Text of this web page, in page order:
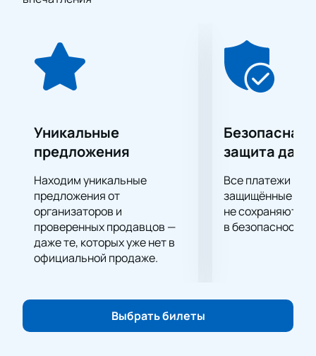
Иваном Никифорчиным. Программа вечера
молодыми талантами.
Концерты № 20 в ре миноре и № 21 в до мажоре для
фортепиано с оркестром демонстрируют
многогранность гения Моцарта. Первый концерт
но завершается на светлой, мажорной ноте, что
характерно для стиля композитора. Второй
концерт наполнен радостью и светом, впечатляя
виртуозностью фортепианной партии.
Симфония № 40 в соль миноре считается одним из
ключевых произведений Моцарта, предвещающим
романтизм XIX века. Она пронизана глубокими
чувствами и трагизмом, оставаясь актуальной и в
наше время.
акустическим дизайном, который позволяет в
полной мере насладиться каждым звуком
инструментов. Это идеальное место для
Уникальные
предложения
Находим уникальные
предложения от
организаторов и
проверенных продавцов —
даже те, которых уже нет в
официальной продаже.
Безопасная
защита
Все платежи
защищённые
не сохраняются
в безопасности.
Выбрать билеты